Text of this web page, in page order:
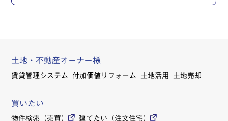
土地・不動産オーナー様
賃貸管理システム 付加価値リフォーム 土地活用 土地売却
買いたい
物件検索（売買） 建てたい（注文住宅）